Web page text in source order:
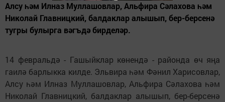
Алсу һәм Илназ Муллашовлар, Альфира Сәлахова һәм
Николай Главницкий, балдаклар алышып, бер-берсенә
тугры булырга вәгъдә бирделәр.
14 февральдә - Гашыйклар көнендә - районда өч яңа
гаилә барлыкка килде. Эльвира һәм Фәнил Харисовлар,
Алсу һәм Илназ Муллашовлар, Альфира Сәлахова һәм
Николай Главницкий, балдаклар алышып, бер-берсенә